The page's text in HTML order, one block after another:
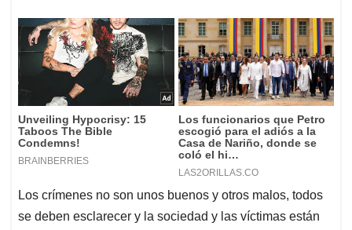
Los crímenes no son unos buenos y otros malos, todos
se deben esclarecer y la sociedad y las víctimas están